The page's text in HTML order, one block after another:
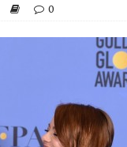
0